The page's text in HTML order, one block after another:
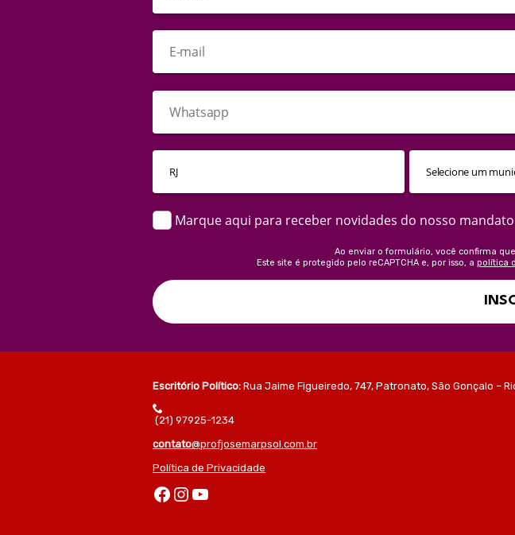
Marque aqui para receber novidades do nosso mandato
Ao enviar o formulário, você confirma
Este site é protegido pelo reCAPTCHA e, por isso, a política
Escritório Político: Rua Jaime Figueiredo, 747, Patronato, São Gonçalo –
(21) 97925-1234
contato@profjosemarpsol.com.br
Política de Privacidade
Facebook Instagram Youtube